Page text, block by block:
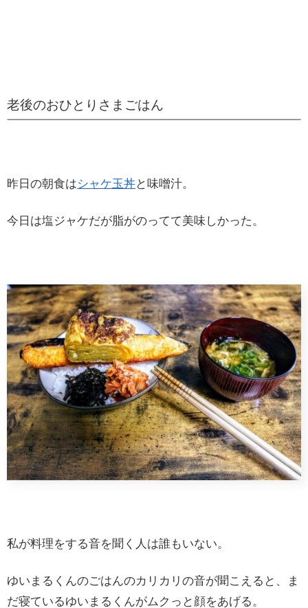
老後のおひとりさまごはん
昨日の朝食はシャケ玉丼と味噌汁。
今日は塩ジャケだが脂がのってて美味しかった。
私が料理をする音を聞く人は誰もいない。
ゆいまるくんのごはんのカリカリの音が聞こえると、ま
だ寝ているゆいまるくんがムクっと顔をあげる。